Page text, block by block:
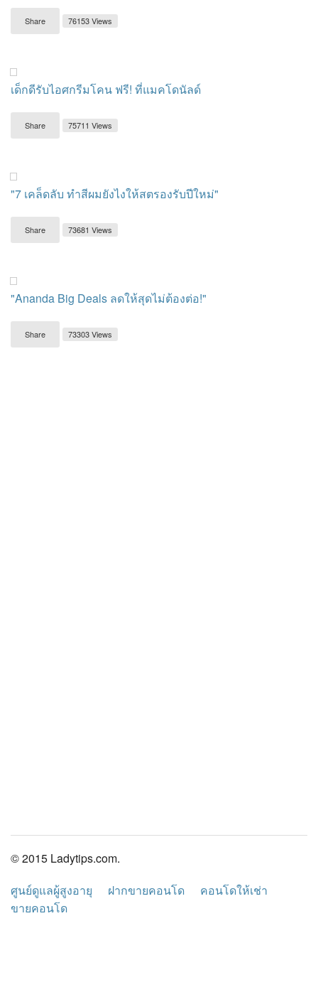
Share 76153 Views
เด็กดีรับไอศกรีมโคน ฟรี! ที่แมคโดนัลด์
Share 75711 Views
"7 เคล็ดลับ ทำสีผมยังไงให้สตรองรับปีใหม่"
Share 73681 Views
"Ananda Big Deals ลดให้สุดไม่ต้องต่อ!"
Share 73303 Views
© 2015 Ladytips.com.
ศูนย์ดูแลผู้สูงอายุ
ฝากขายคอนโด
คอนโดให้เช่า
ขายคอนโด